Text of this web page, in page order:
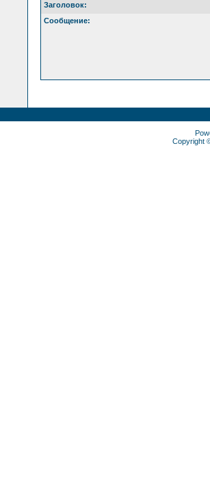
Заголовок:
Сообщение:
Copyright